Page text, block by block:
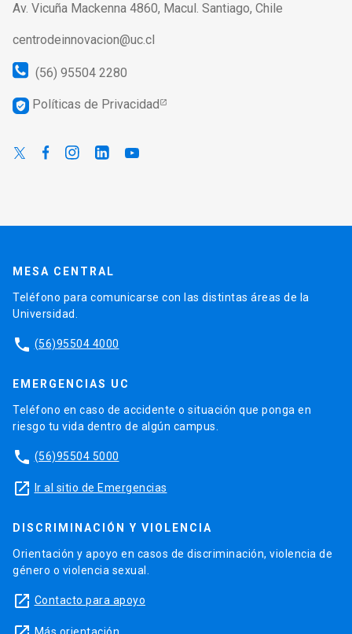
Av. Vicuña Mackenna 4860, Macul. Santiago, Chile
centrodeinnovacion@uc.cl
(56) 95504 2280
verified_user Políticas de Privacidad
MESA CENTRAL
Teléfono para comunicarse con las distintas áreas de la
Universidad.
phone (56)95504 4000
EMERGENCIAS UC
Teléfono en caso de accidente o situación que ponga en
riesgo tu vida dentro de algún campus.
phone (56)95504 5000
launch Ir al sitio de Emergencias
DISCRIMINACIÓN Y VIOLENCIA
Orientación y apoyo en casos de discriminación, violencia de
género o violencia sexual.
launch Contacto para apoyo